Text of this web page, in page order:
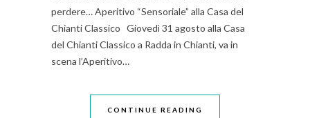
perdere… Aperitivo “Sensoriale” alla Casa del
Chianti Classico Giovedì 31 agosto alla Casa
del Chianti Classico a Radda in Chianti, va in
scena l’Aperitivo…
CONTINUE READING